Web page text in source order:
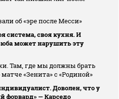
об «эре после Месси»
система, своя кухня. И
может нарушить эту
Там, где мы должны брать
«Зенита» с «Родиной»
Доволен, что у
форвард» — Карседо